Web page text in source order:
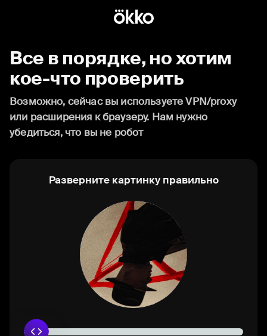
Все в порядке, но хотим
кое-что проверить
Возможно, сейчас вы используете VPN/proxy
или расширения к браузеру. Нам нужно
убедиться, что вы не робот
Разверните картинку правильно